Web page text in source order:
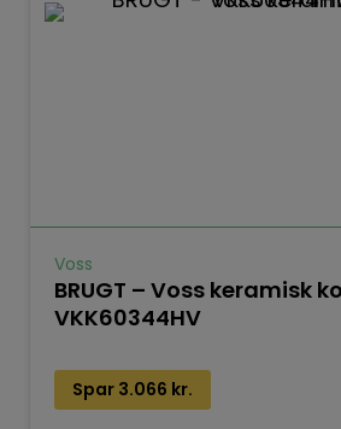
Voss
BRUGT – Voss keramisk
VKK60344HV
Spar 3.066 kr.